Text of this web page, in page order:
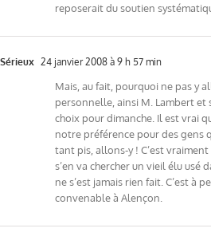
reposerait du soutien
Sérieux 24 janvier 2008 à 9 h 57 min
Mais, au fait, pourquoi ne pas y
personnelle, ainsi M. Lambert et
choix pour dimanche. Il est vrai
notre préférence pour des gens
tant pis, allons-y ! C’est
s’en va chercher un vieil élu usé
ne s’est jamais rien fait. C’est à
convenable à Alençon.